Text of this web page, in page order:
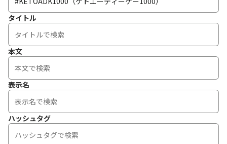
タイトル
本文
表示名
ハッシュタグ